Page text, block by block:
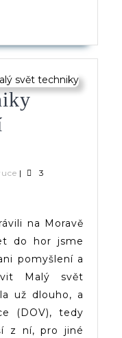
Verča
|
3
na Moravě
do hor jsme
pomyšlení a
Malý svět
už dlouho, a
(DOV), tedy
z ní, pro jiné